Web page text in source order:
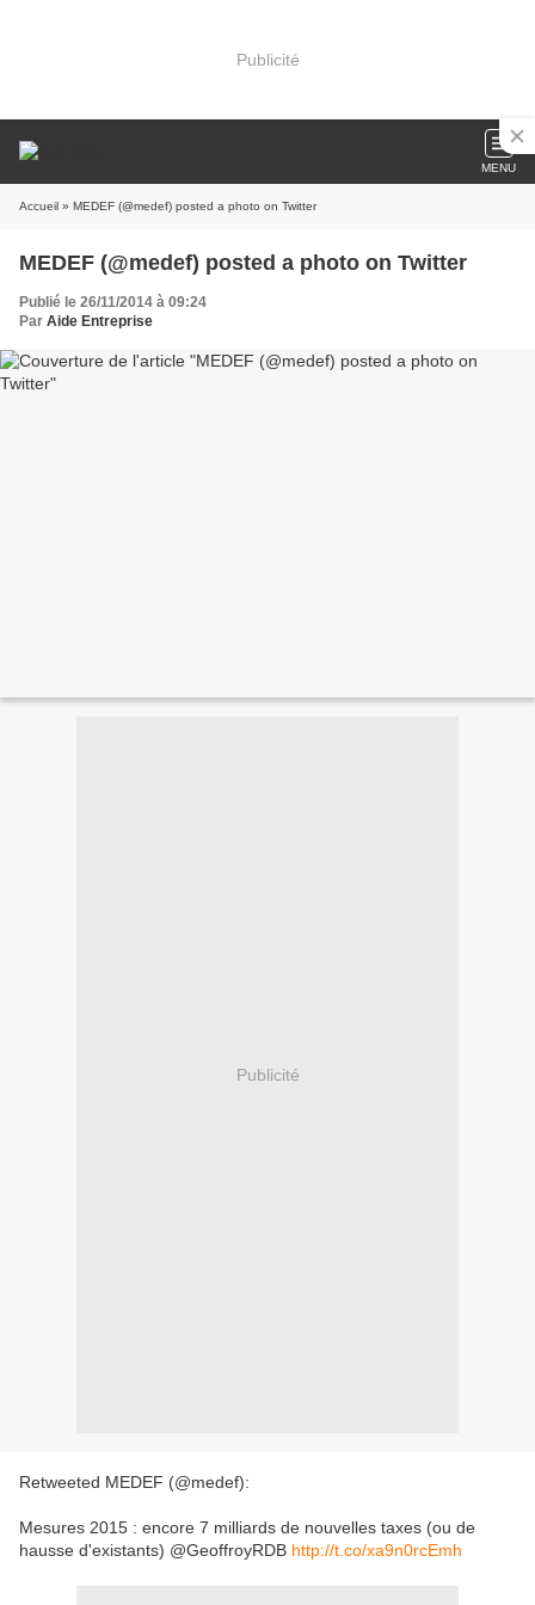
Publicité
MENU
Accueil » MEDEF (@medef) posted a photo on Twitter
MEDEF (@medef) posted a photo on Twitter
Publié le 26/11/2014 à 09:24
Par Aide Entreprise
Publicité
Retweeted MEDEF (@medef):
Mesures 2015 : encore 7 milliards de nouvelles taxes (ou de
hausse d'existants) @GeoffroyRDB http://t.co/xa9n0rcEmh